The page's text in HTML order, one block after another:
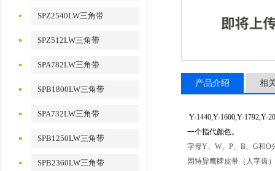
SPZ2540LW三角带
SPZ512LW三角带
SPA782LW三角带
SPB1800LW三角带
SPA732LW三角带
SPB1250LW三角带
SPB2360LW三角带
产品介绍 相
Y-1440,Y-1600,Y-1792,Y-
一个指代颜色。
字母Y、W、P、B、G和
固特异鹰牌皮带（人字齿